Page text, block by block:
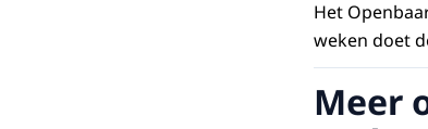
Het
weken doet
Meer